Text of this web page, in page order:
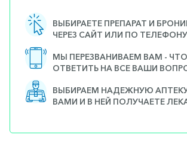
ВЫБИРАЕТЕ ПРЕПАРАТ И
ЧЕРЕЗ САЙТ ИЛИ ПО ТЕЛЕФОНУ
МЫ ПЕРЕЗВАНИВАЕМ ВАМ -
ОТВЕТИТЬ НА ВСЕ ВАШИ
ВЫБИРАЕМ НАДЕЖНУЮ
ВАМИ И В НЕЙ ПОЛУЧАЕТЕ